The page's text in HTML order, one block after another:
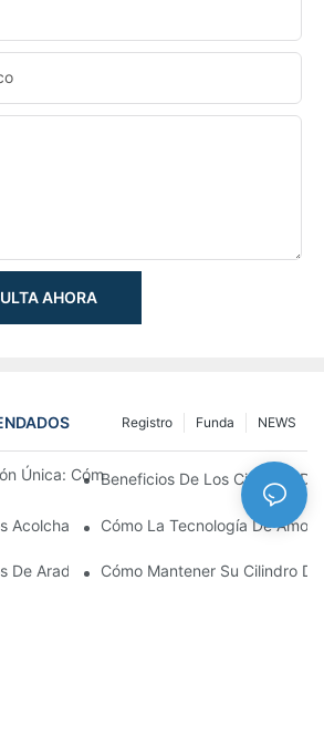
AHORA
NEWS
Funda
Registro
Única: Cómo Funciona & Aplicaciones
Beneficios De Los Cilindros
Acolchados: Impacto Reductor &
Cómo La Tecnología De
De Arado De Nieve: Características Clave
Cómo Mantener Su Cilindro